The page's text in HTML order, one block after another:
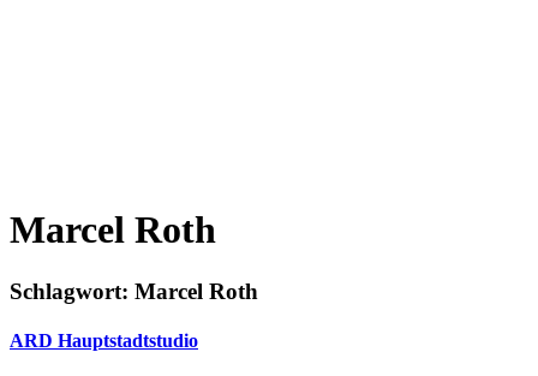
Marcel Roth
Schlagwort: Marcel Roth
ARD Hauptstadtstudio